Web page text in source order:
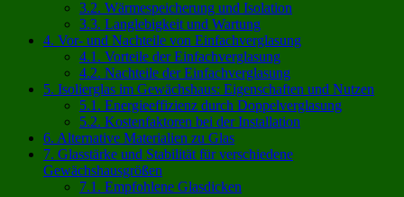
3.2. Wärmespeicherung und Isolation
3.3. Langlebigkeit und Wartung
4. Vor- und Nachteile von Einfachverglasung
4.1. Vorteile der Einfachverglasung
4.2. Nachteile der Einfachverglasung
5. Isolierglas im Gewächshaus: Eigenschaften und Nutzen
5.1. Energieeffizienz durch Doppelverglasung
5.2. Kostenfaktoren bei der Installation
6. Alternative Materialien zu Glas
7. Glasstärke und Stabilität für verschiedene
Gewächshausgrößen
7.1. Empfohlene Glasdicken